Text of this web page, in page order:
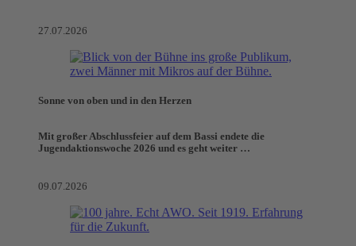
27.07.2026
Sonne von oben und in den Herzen
Mit großer Abschlussfeier auf dem Bassi endete die
Jugendaktionswoche 2026 und es geht weiter …
09.07.2026